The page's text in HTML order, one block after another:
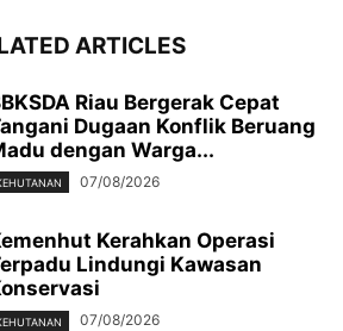
ARTICLES
Riau Bergerak Cepat
Dugaan Konflik Beruang
dengan Warga...
07/08/2026
Kerahkan Operasi
Lindungi Kawasan
07/08/2026